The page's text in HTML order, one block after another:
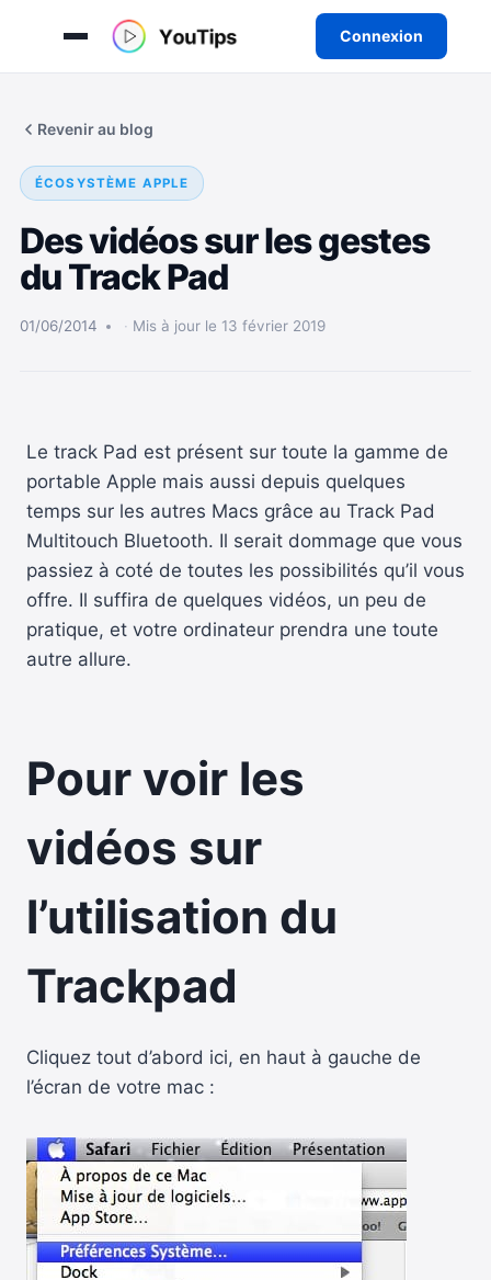
Connexion
Revenir au blog
ÉCOSYSTÈME APPLE
Des vidéos sur les gestes
du Track Pad
01/06/2014 Mis à jour le 13 février 2019
Le track Pad est présent sur toute la gamme de
portable Apple mais aussi depuis quelques
temps sur les autres Macs grâce au Track Pad
Multitouch Bluetooth. Il serait dommage que vous
passiez à coté de toutes les possibilités qu’il vous
offre. Il suffira de quelques vidéos, un peu de
pratique, et votre ordinateur prendra une toute
autre allure.
Pour voir les
vidéos sur
l’utilisation du
Trackpad
Cliquez tout d’abord ici, en haut à gauche de
l’écran de votre mac :